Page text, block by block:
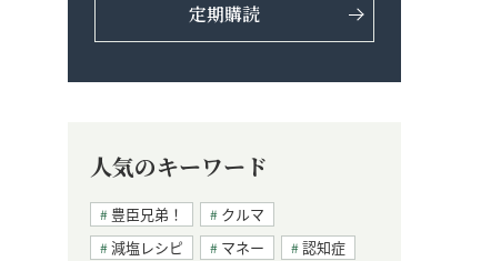
定期購読
人気のキーワード
豊臣兄弟！
クルマ
減塩レシピ
マネー
認知症